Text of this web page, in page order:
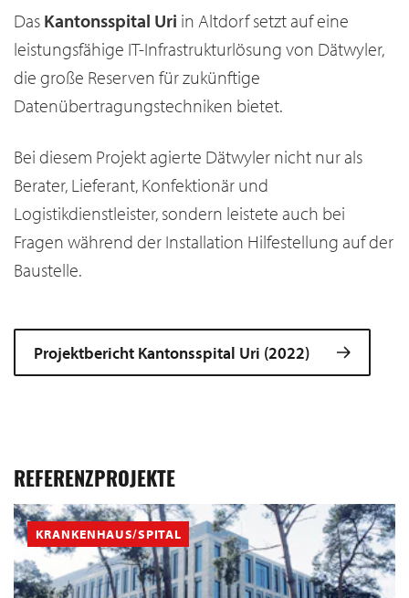
Das Kantonsspital Uri in Altdorf setzt auf eine
leistungsfähige IT-Infrastrukturlösung von Dätwyler,
die große Reserven für zukünftige
Datenübertragungstechniken bietet.
Bei diesem Projekt agierte Dätwyler nicht nur als
Berater, Lieferant, Konfektionär und
Logistikdienstleister, sondern leistete auch bei
Fragen während der Installation Hilfestellung auf der
Baustelle.
Projektbericht Kantonsspital Uri (2022)
REFERENZPROJEKTE
KRANKENHAUS/SPITAL